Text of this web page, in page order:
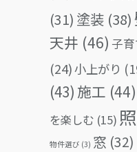
(31) 塗装 (38)
天井 (46) 子
(24)小上がり
(43) 施工 (44)
を楽しむ (15)
物件選び (3) 窓 (32)